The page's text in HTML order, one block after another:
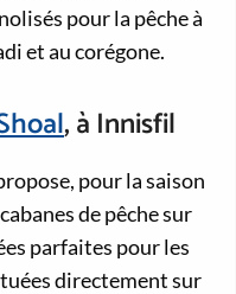
pour la pêche à
et au corégone.
, à Innisfil
pour la saison
de pêche sur
parfaites pour les
directement sur